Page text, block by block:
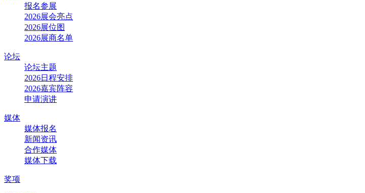
报名参展
2026展会亮点
2026展位图
2026展商名单
论坛
论坛主题
2026日程安排
2026嘉宾阵容
申请演讲
媒体
媒体报名
新闻资讯
合作媒体
媒体下载
奖项